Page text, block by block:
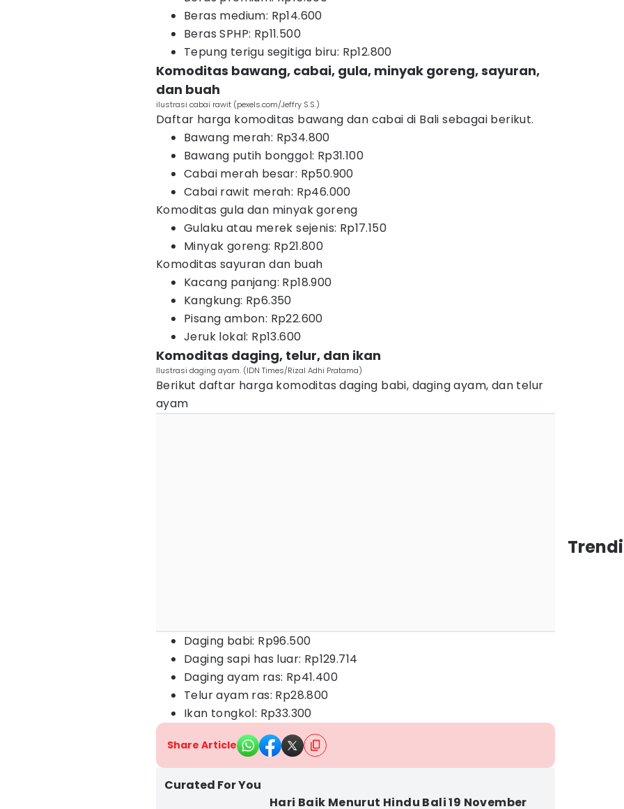
Beras medium: Rp14.600
Beras SPHP: Rp11.500
Tepung terigu segitiga biru: Rp12.800
Komoditas bawang, cabai, gula, minyak goreng, sayuran,
dan buah
ilustrasi cabai rawit (pexels.com/Jeffry S.S.)
Daftar harga komoditas bawang dan cabai di Bali sebagai berikut.
Bawang merah: Rp34.800
Bawang putih bonggol: Rp31.100
Cabai merah besar: Rp50.900
Cabai rawit merah: Rp46.000
Komoditas gula dan minyak goreng
Gulaku atau merek sejenis: Rp17.150
Minyak goreng: Rp21.800
Komoditas sayuran dan buah
Kacang panjang: Rp18.900
Kangkung: Rp6.350
Pisang ambon: Rp22.600
Jeruk lokal: Rp13.600
Komoditas daging, telur, dan ikan
Ilustrasi daging ayam. (IDN Times/Rizal Adhi Pratama)
Berikut daftar harga komoditas daging babi, daging ayam, dan telur
ayam
Daging babi: Rp96.500
Daging sapi has luar: Rp129.714
Daging ayam ras: Rp41.400
Telur ayam ras: Rp28.800
Ikan tongkol: Rp33.300
Share Article
Curated For You
Hari Baik Menurut Hindu Bali 19 November